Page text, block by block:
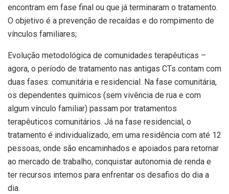
encontram em fase final ou que já terminaram o tratamento.
O objetivo é a prevenção de recaídas e do rompimento de
vínculos familiares;
Evolução metodológica de comunidades terapêuticas –
agora, o período de tratamento nas antigas CTs contam com
duas fases: comunitária e residencial. Na fase comunitária,
os dependentes químicos (sem vivência de rua e com
algum vínculo familiar) passam por tratamentos
terapêuticos comunitários. Já na fase residencial, o
tratamento é individualizado, em uma residência com até 12
pessoas, onde são encaminhados e apoiados para retornar
ao mercado de trabalho, conquistar autonomia de renda e
ter recursos internos para enfrentar os desafios do dia a
dia.